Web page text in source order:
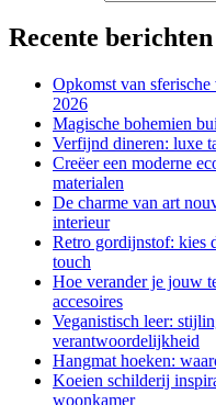
Recente berichten
Opkomst van
2026
Magische bohemien
Verfijnd dineren: luxe
Creëer een moderne
materialen
De charme van art
interieur
Retro gordijnstof: kies
touch
Hoe verander je jouw
accesoires
Veganistisch leer:
verantwoordelijkheid
Hangmat hoeken:
Koeien schilderij
woonkamer